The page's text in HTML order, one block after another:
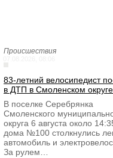
Происшествия
83-летний велосипедист
в ДТП в Смоленском округе
В поселке Серебрянка
Смоленского
округа 6 августа около
дома №100 столкнулись
автомобиль и
За рулем…